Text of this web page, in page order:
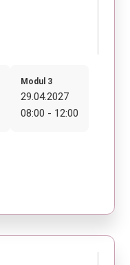
Modul 3
29.04.2027
08:00 - 12:00